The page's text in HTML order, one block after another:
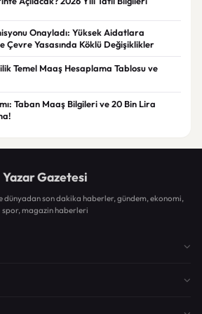
Onayladı: Yüksek Aidatlara
Çevre Yasasında Köklü Değişiklikler
Temel Maaş Hesaplama Tablosu ve
Taban Maaş Bilgileri ve 20 Bin Lira
Yazar Gazetesi
dünyadan son dakika haberler, gündem, ekonomi,
spor, magazin haberleri